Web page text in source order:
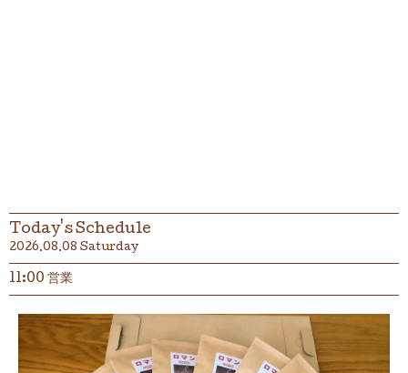
Today's Schedule
2026.08.08 Saturday
11:00 営業